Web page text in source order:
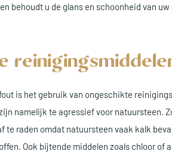
behoudt u de glans en schoonheid van
is het gebruik van ongeschikte
namelijk te agressief voor natuursteen.
te raden omdat natuursteen vaak kalk
Ook bijtende middelen zoals chloor